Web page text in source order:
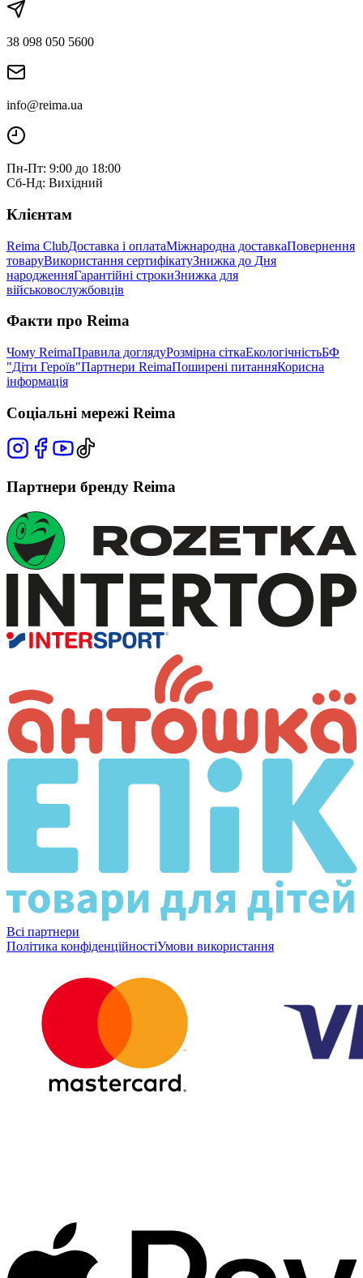
38 098 050 5600
info@reima.ua
Пн-Пт: 9:00 до 18:00
Сб-Нд: Вихідний
Клієнтам
Reima ClubДоставка і оплатаМіжнародна доставкаПовернення
товаруВикористання сертифікатуЗнижка до Дня
народженняГарантійні строкиЗнижка для
військовослужбовців
Факти про Reima
Чому ReimaПравила доглядуРозмірна сіткаЕкологічністьБФ
"Діти Героїв"Партнери ReimaПоширені питанняКорисна
інформація
Соціальні мережі Reima
Партнери бренду Reima
Всі партнери
Політика конфіденційностіУмови використання